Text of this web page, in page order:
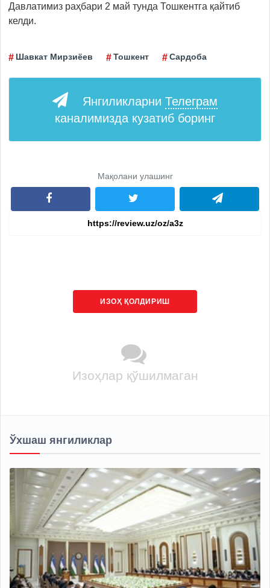
Давлатимиз раҳбари 2 май тунда Тошкентга қайтиб
келди.
Шавкат Мирзиёев Тошкент Сардоба
Янгиликларни Телеграм
каналимизда кузатиб боринг
Мақолани улашинг
ИЗОҲ ҚОЛДИРИШ
Изоҳлар қўшилмаган
Ўхшаш янгиликлар